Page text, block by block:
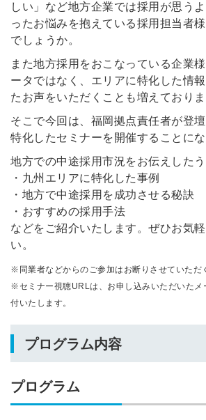
しい」など地方企業では採用が思う
ったお悩みを抱えている採用担当者
でしょうか。
また地方採用をおこなっている企業
ータではなく、エリアに特化した情
たお声をいただくことも増えておりま
そこで今回は、福岡拠点責任者が登
特化したセミナーを開催することにな
地方での中途採用市況をお伝えしたう
・九州エリアに特化した事例
・地方で中途採用を成功させる秘訣
・おすすめの採用手法
などをご紹介いたします。ぜひお気
い。
※同業者などからのご参加はお断りさせていただ
※セミナー視聴URLは、お申し込みいただいたメ
付いたします。
プログラム内容
プログラム